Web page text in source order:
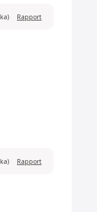
Rapport
Rapport